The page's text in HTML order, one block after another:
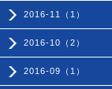
2016-11（1）
2016-10（2）
2016-09（1）